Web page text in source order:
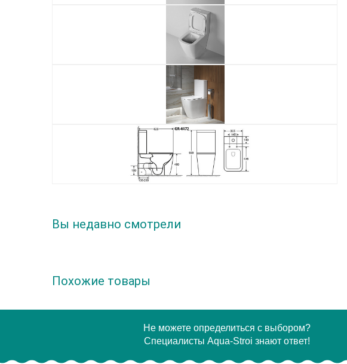
Вы недавно смотрели
Похожие товары
Не можете определиться с выбором?
Специалисты Aqua-Stroi знают ответ!